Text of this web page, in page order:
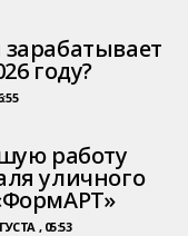
году?
работу
уличного
, 05:53